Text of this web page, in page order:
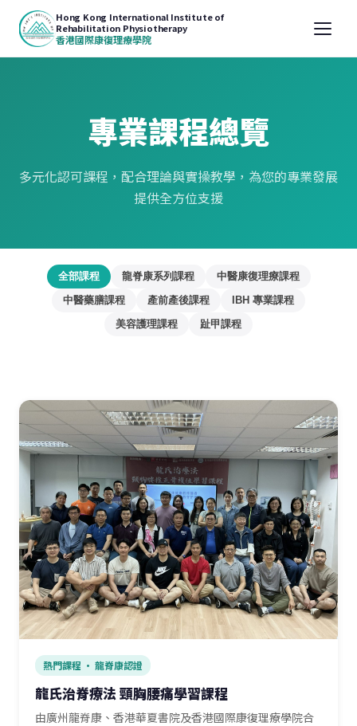
Hong Kong International Institute of
Rehabilitation Physiotherapy
香港國際康復理療學院
專業課程總覽
多元化認可課程，配合理論與實操教學，為您的專業發展
提供全方位支援
全部課程 龍脊康系列課程
中醫康復理療課程
中醫藥膳課程
產前產後課程
IBH 專業課程
美容護理課程
趾甲課程
熱門課程 · 龍脊康認證
龍氏治脊療法 頸胸腰痛學習課程
由廣州龍脊康、香港華夏書院及香港國際康復理療學院合